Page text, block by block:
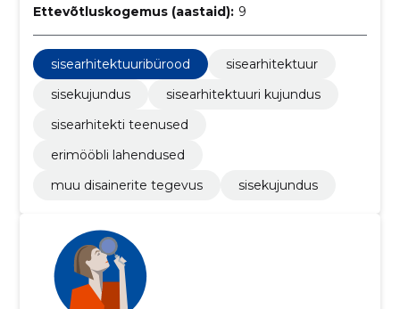
Ettevõtluskogemus (aastaid): 9
sisearhitektuuribürood
sisearhitektuur
sisekujundus
sisearhitektuuri kujundus
sisearhitekti teenused
erimööbli lahendused
muu disainerite tegevus
sisekujundus